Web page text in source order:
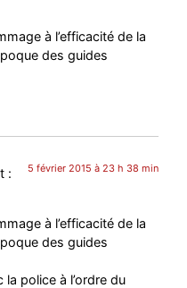
à l’efficacité de la
des guides
: 5 février 2015 à 23 h 38 min
à l’efficacité de la
des guides
police à l’ordre du